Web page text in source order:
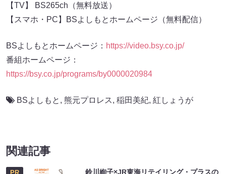
【TV】 BS265ch（無料放送）
【スマホ・PC】BSよしもとホームページ（無料配信）
BSよしもとホームページ： https://video.bsy.co.jp/
番組ホームページ：
https://bsy.co.jp/programs/by0000020984
BSよしもと , 熊元プロレス, 稲田美紀, 紅しょうが
関連記事
鈴川絢子×JR東海リテイリング・プラスの